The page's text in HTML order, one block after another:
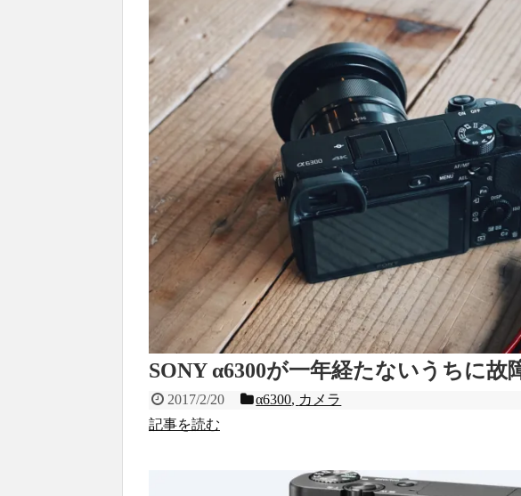
SONY α6300が一年経たないうちに故
2017/2/20 α6300, カメラ
記事を読む